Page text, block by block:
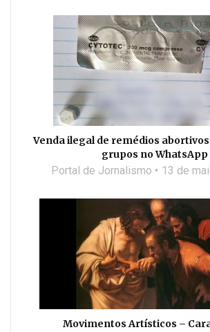
Venda ilegal de remédios
grupos no WhatsApp
Portal de Jornalismo 13 de
Movimentos Artísticos –